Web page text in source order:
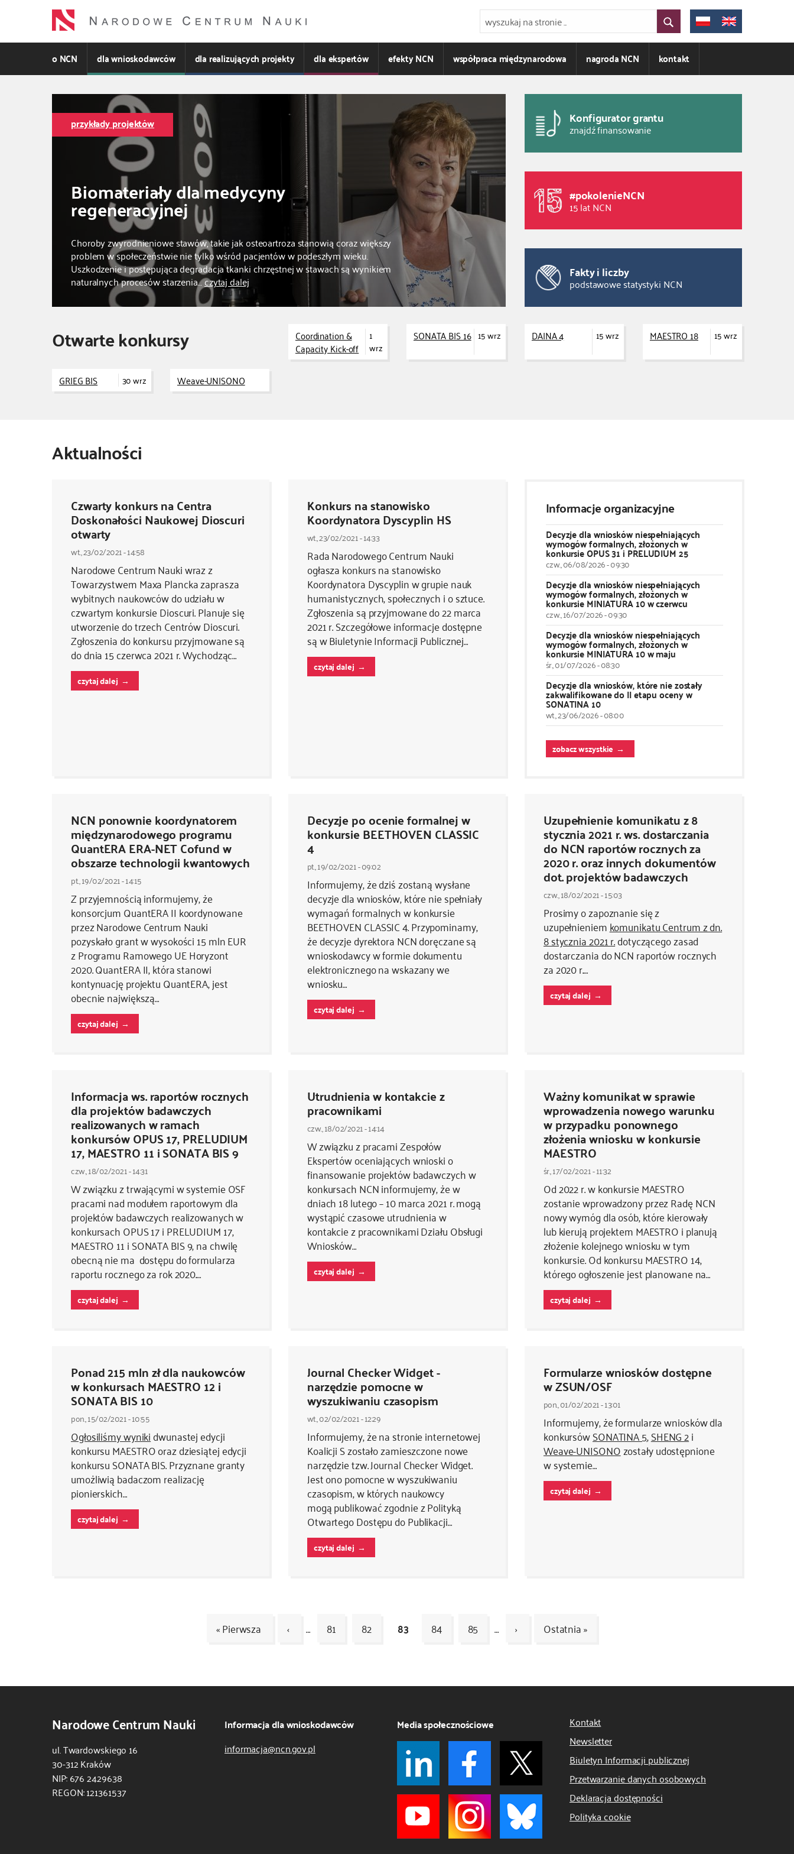
o NCN dla wnioskodawców dla realizujących projekty dla ekspertów efekty NCN współpraca międzynarodowa nagroda NCN kontakt
przykłady projektów
Biomateriały dla medycyny
regeneracyjnej
Choroby zwyrodnieniowe stawów, takie jak osteoartroza stanowią coraz większy
problem w społeczeństwie nie tylko wśród pacjentów w podeszłym wieku.
Uszkodzenie i postępująca degradacja tkanki chrzęstnej w stawach są wynikiem
naturalnych procesów starzenia…czytaj dalej
Konfigurator grantu
znajdź finansowanie
#pokolenieNCN
15 lat NCN
Fakty i liczby
podstawowe statystyki NCN
Otwarte konkursy Coordination &
Capacity Kick-off
1
wrz
SONATA BIS 16 15 wrz DAINA 4 15 wrz MAESTRO 18 15 wrz
GRIEG BIS 30 wrz Weave-UNISONO
Aktualności
Czwarty konkurs na Centra
Doskonałości Naukowej Dioscuri
otwarty
wt., 23/02/2021 - 14:58
Narodowe Centrum Nauki wraz z
Towarzystwem Maxa Plancka zaprasza
wybitnych naukowców do udziału w
czwartym konkursie Dioscuri. Planuje się
utworzenie do trzech Centrów Dioscuri.
Zgłoszenia do konkursu przyjmowane są
do dnia 15 czerwca 2021 r. Wychodząc…
czytaj dalej
Konkurs na stanowisko
Koordynatora Dyscyplin HS
wt., 23/02/2021 - 14:33
Rada Narodowego Centrum Nauki
ogłasza konkurs na stanowisko
Koordynatora Dyscyplin w grupie nauk
humanistycznych, społecznych i o sztuce.
Zgłoszenia są przyjmowane do 22 marca
2021 r. Szczegółowe informacje dostępne
są w Biuletynie Informacji Publicznej…
czytaj dalej
Informacje organizacyjne
Decyzje dla wniosków niespełniających
wymogów formalnych, złożonych w
konkursie OPUS 31 i PRELUDIUM 25
czw., 06/08/2026 - 09:30
Decyzje dla wniosków niespełniających
wymogów formalnych, złożonych w
konkursie MINIATURA 10 w czerwcu
czw., 16/07/2026 - 09:30
Decyzje dla wniosków niespełniających
wymogów formalnych, złożonych w
konkursie MINIATURA 10 w maju
śr., 01/07/2026 - 08:30
Decyzje dla wniosków, które nie zostały
zakwalifikowane do II etapu oceny w
SONATINA 10
wt., 23/06/2026 - 08:00
zobacz wszystkie
NCN ponownie koordynatorem
międzynarodowego programu
QuantERA ERA-NET Cofund w
obszarze technologii kwantowych
pt., 19/02/2021 - 14:15
Z przyjemnością informujemy, że
konsorcjum QuantERA II koordynowane
przez Narodowe Centrum Nauki
pozyskało grant w wysokości 15 mln EUR
z Programu Ramowego UE Horyzont
2020. QuantERA II, która stanowi
kontynuację projektu QuantERA, jest
obecnie największą…
czytaj dalej
Decyzje po ocenie formalnej w
konkursie BEETHOVEN CLASSIC
4
pt., 19/02/2021 - 09:02
Informujemy, że dziś zostaną wysłane
decyzje dla wniosków, które nie spełniały
wymagań formalnych w konkursie
BEETHOVEN CLASSIC 4. Przypominamy,
że decyzje dyrektora NCN doręczane są
wnioskodawcy w formie dokumentu
elektronicznego na wskazany we
wniosku…
czytaj dalej
Uzupełnienie komunikatu z 8
stycznia 2021 r. ws. dostarczania
do NCN raportów rocznych za
2020 r. oraz innych dokumentów
dot. projektów badawczych
czw., 18/02/2021 - 15:03
Prosimy o zapoznanie się z
uzupełnieniemkomunikatu Centrum z dn.
8 stycznia 2021 r.dotyczącego zasad
dostarczania do NCN raportów rocznych
za 2020 r.…
czytaj dalej
Informacja ws. raportów rocznych
dla projektów badawczych
realizowanych w ramach
konkursów OPUS 17, PRELUDIUM
17, MAESTRO 11 i SONATA BIS 9
czw., 18/02/2021 - 14:31
W związku z trwającymi w systemie OSF
pracami nad modułem raportowym dla
projektów badawczych realizowanych w
konkursach OPUS 17 i PRELUDIUM 17,
MAESTRO 11 i SONATA BIS 9, na chwilę
obecną nie ma dostępu do formularza
raportu rocznego za rok 2020.…
czytaj dalej
Utrudnienia w kontakcie z
pracownikami
czw., 18/02/2021 - 14:14
W związku z pracami Zespołów
Ekspertów oceniających wnioski o
finansowanie projektów badawczych w
konkursach NCN informujemy, że w
dniach 18 lutego – 10 marca 2021 r. mogą
wystąpić czasowe utrudnienia w
kontakcie z pracownikami Działu Obsługi
Wniosków…
czytaj dalej
Ważny komunikat w sprawie
wprowadzenia nowego warunku
w przypadku ponownego
złożenia wniosku w konkursie
MAESTRO
śr., 17/02/2021 - 11:32
Od 2022 r. w konkursie MAESTRO
zostanie wprowadzony przez Radę NCN
nowy wymóg dla osób, które kierowały
lub kierują projektem MAESTRO i planują
złożenie kolejnego wniosku w tym
konkursie. Od konkursu MAESTRO 14,
którego ogłoszenie jest planowane na…
czytaj dalej
Ponad 215 mln zł dla naukowców
w konkursach MAESTRO 12 i
SONATA BIS 10
pon., 15/02/2021 - 10:55
Ogłosiliśmy wynikidwunastej edycji
konkursu MAESTRO oraz dziesiątej edycji
konkursu SONATA BIS. Przyznane granty
umożliwią badaczom realizację
pionierskich…
czytaj dalej
Journal Checker Widget -
narzędzie pomocne w
wyszukiwaniu czasopism
wt., 02/02/2021 - 12:29
Informujemy, że na stronie internetowej
Koalicji S zostało zamieszczone nowe
narzędzie tzw. Journal Checker Widget.
Jest ono pomocne w wyszukiwaniu
czasopism, w których naukowcy
mogą publikować zgodnie z Polityką
Otwartego Dostępu do Publikacji…
czytaj dalej
Formularze wniosków dostępne
w ZSUN/OSF
pon., 01/02/2021 - 13:01
Informujemy, że formularze wniosków dla
konkursówSONATINA 5,SHENG 2i
Weave-UNISONOzostały udostępnione
w systemie…
czytaj dalej
« Pierwsza ‹ … 81 82 83 84 85 … › Ostatnia »
CSS
Narodowe Centrum Nauki
ul. Twardowskiego 16
30-312 Kraków
NIP: 676 2429638
REGON: 121361537
Informacja dla wnioskodawców
informacja@ncn.gov.pl
Media społecznościowe
Kontakt
Newsletter
Biuletyn Informacji publicznej
Przetwarzanie danych osobowych
Deklaracja dostępności
Polityka cookie